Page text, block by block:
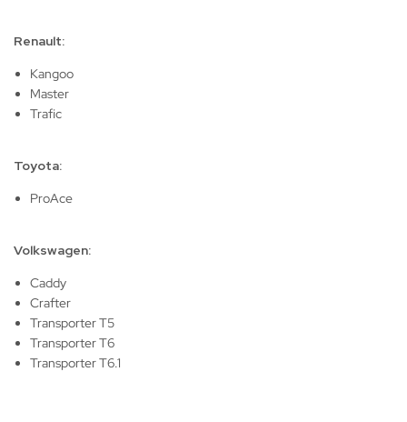
Renault:
Kangoo
Master
Trafic
Toyota:
ProAce
Volkswagen:
Caddy
Crafter
Transporter T5
Transporter T6
Transporter T6.1